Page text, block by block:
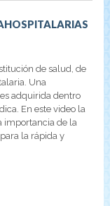
de salud, de
Una
adquirida dentro
En este video la
importancia de la
la rápida y